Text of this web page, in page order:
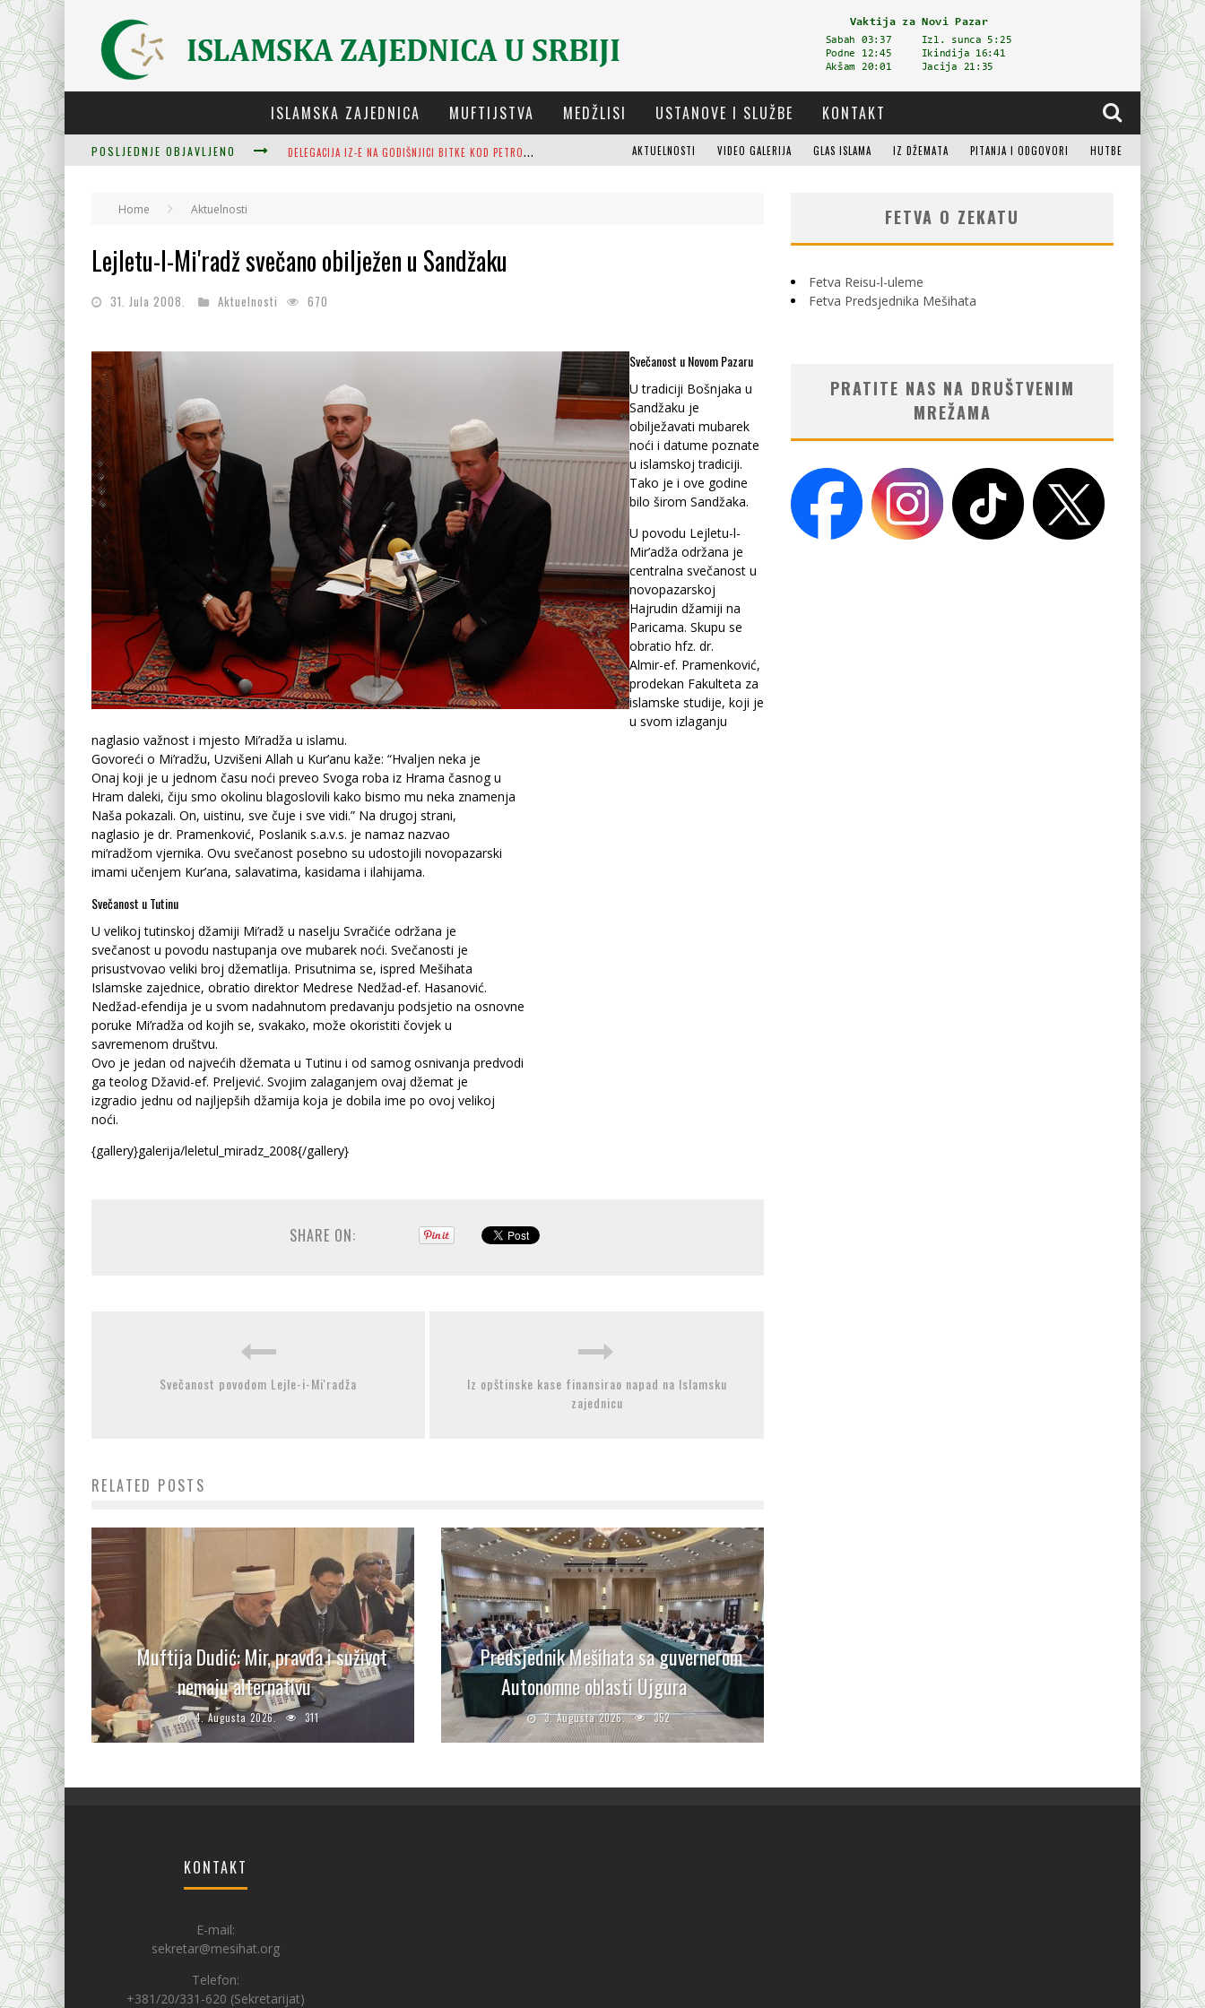
ISLAMSKA ZAJEDNICA MUFTIJSTVA MEDŽLISI USTANOVE I SLUŽBE KONTAKT
POSLJEDNJE OBJAVLJENO D
ELEGACIJA IZ-E NA GODIŠNJICI BITKE KOD PETROVARADINA AKTUELNOSTI VIDEO GALERIJA GLAS ISLAMA IZ DŽEMATA PITANJA I ODGOVORI HUTBE
Home Aktuelnosti
Lejletu-l-Mi'radž svečano obilježen u Sandžaku
31. Jula 2008. Aktuelnosti 670
Svečanost u Novom Pazaru
U tradiciji Bošnjaka u
Sandžaku je
obilježavati mubarek
noći i datume poznate
u islamskoj tradiciji.
Tako je i ove godine
bilo širom Sandžaka.
U povodu Lejletu-l-
Mir’adža održana je
centralna svečanost u
novopazarskoj
Hajrudin džamiji na
Paricama. Skupu se
obratio hfz. dr.
Almir-ef. Pramenković,
prodekan Fakulteta za
islamske studije, koji je
u svom izlaganju
naglasio važnost i mjesto Mi’radža u islamu.
Govoreći o Mi’radžu, Uzvišeni Allah u Kur’anu kaže: “Hvaljen neka je
Onaj koji je u jednom času noći preveo Svoga roba iz Hrama časnog u
Hram daleki, čiju smo okolinu blagoslovili kako bismo mu neka znamenja
Naša pokazali. On, uistinu, sve čuje i sve vidi.” Na drugoj strani,
naglasio je dr. Pramenković, Poslanik s.a.v.s. je namaz nazvao
mi’radžom vjernika. Ovu svečanost posebno su udostojili novopazarski
imami učenjem Kur’ana, salavatima, kasidama i ilahijama.
Svečanost u Tutinu
U velikoj tutinskoj džamiji Mi’radž u naselju Svračiće održana je
svečanost u povodu nastupanja ove mubarek noći. Svečanosti je
prisustvovao veliki broj džematlija. Prisutnima se, ispred Mešihata
Islamske zajednice, obratio direktor Medrese Nedžad-ef. Hasanović.
Nedžad-efendija je u svom nadahnutom predavanju podsjetio na osnovne
poruke Mi’radža od kojih se, svakako, može okoristiti čovjek u
savremenom društvu.
Ovo je jedan od najvećih džemata u Tutinu i od samog osnivanja predvodi
ga teolog Džavid-ef. Preljević. Svojim zalaganjem ovaj džemat je
izgradio jednu od najljepših džamija koja je dobila ime po ovoj velikoj
noći.
{gallery}galerija/leletul_miradz_2008{/gallery}
SHARE ON:
Svečanost povodom Lejle-i-Mi'radža
Iz opštinske kase finansirao napad na Islamsku
zajednicu
RELATED POSTS
Muftija Dudić: Mir, pravda i suživot
nemaju alternativu
4. Augusta 2026. 311
Predsjednik Mešihata sa guvernerom
Autonomne oblasti Ujgura
3. Augusta 2026. 352
FETVA O ZEKATU
Fetva Reisu-l-uleme
Fetva Predsjednika Mešihata
PRATITE NAS NA DRUŠTVENIM
MREŽAMA
KONTAKT
E-mail:
sekretar@mesihat.org
Telefon:
+381/20/331-620 (Sekretarijat)